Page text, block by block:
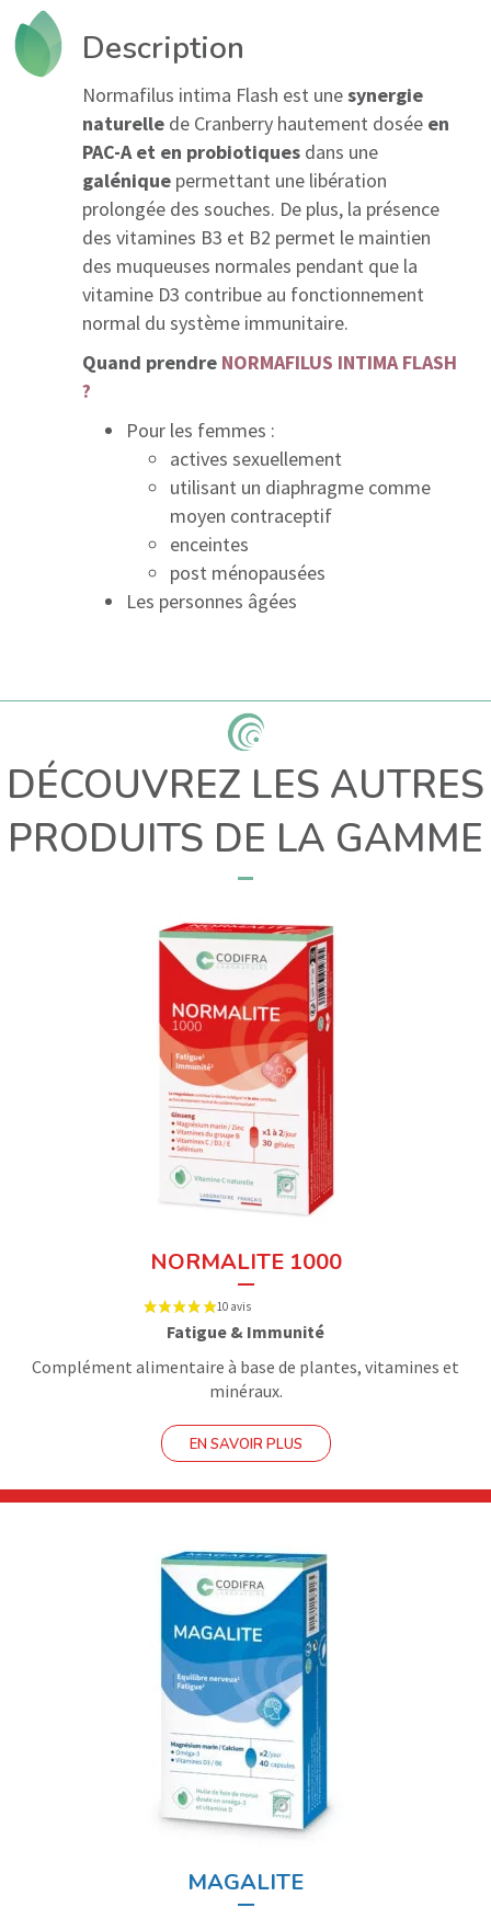
Description
Normafilus intima Flash est unesynergie
naturelle de Cranberry hautement dosée en
PAC-A et en probiotiques dans une
galénique permettant une libération
prolongée des souches. De plus, la présence
des vitamines B3 et B2 permet le maintien
des muqueuses normales pendant que la
vitamine D3 contribue au fonctionnement
normal du système immunitaire.
Quand prendre NORMAFILUS INTIMA FLASH
?
Pour les femmes :
actives sexuellement
utilisant un diaphragme comme
moyen contraceptif
enceintes
post ménopausées
Les personnes âgées
DÉCOUVREZ LES AUTRES
PRODUITS DE LA GAMME
NORMALITE 1000
Fatigue & Immunité
Complément alimentaire à base de plantes, vitamines et
minéraux.
EN SAVOIR PLUS
MAGALITE